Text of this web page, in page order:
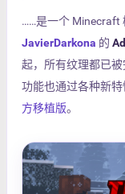
……是一个 Minecraft
JavierDarkona 的
起，所有纹理都已
功能也通过各种新
方移植版。